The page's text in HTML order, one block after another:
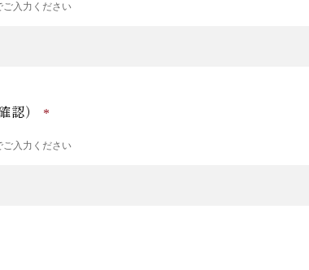
ご入力ください
認）
ご入力ください